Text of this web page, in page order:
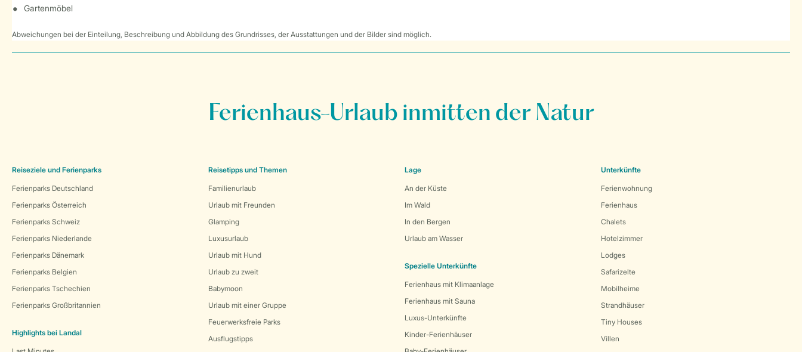
Gartenmöbel
Abweichungen bei der Einteilung, Beschreibung und Abbildung des Grundrisses, der Ausstattungen und der Bilder sind möglich.
Ferienhaus-Urlaub inmitten der Natur
Reiseziele und Ferienparks
Ferienparks Deutschland
Ferienparks Österreich
Ferienparks Schweiz
Ferienparks Niederlande
Ferienparks Dänemark
Ferienparks Belgien
Ferienparks Tschechien
Ferienparks Großbritannien
Highlights bei Landal
Reisetipps und Themen
Familienurlaub
Urlaub mit Freunden
Glamping
Luxusurlaub
Urlaub mit Hund
Urlaub zu zweit
Babymoon
Urlaub mit einer Gruppe
Feuerwerksfreie Parks
Ausflugstipps
Lage
An der Küste
Im Wald
In den Bergen
Urlaub am Wasser
Spezielle Unterkünfte
Ferienhaus mit Klimaanlage
Ferienhaus mit Sauna
Luxus-Unterkünfte
Kinder-Ferienhäuser
Unterkünfte
Ferienwohnung
Ferienhaus
Chalets
Hotelzimmer
Lodges
Safarizelte
Mobilheime
Strandhäuser
Tiny Houses
Villen